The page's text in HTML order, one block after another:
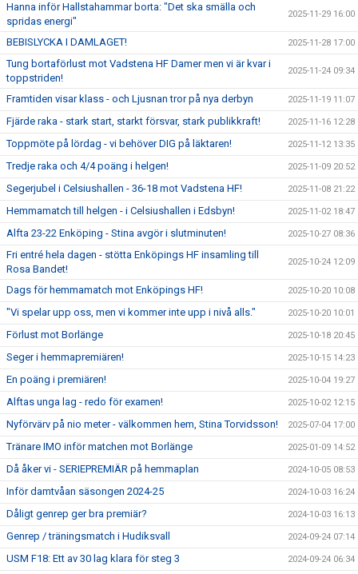
Hanna inför Hallstahammar borta: "Det ska smälla och
spridas energi"
2025-11-29 16:00
BEBISLYCKA I DAMLAGET! 2025-11-28 17:00
Tung bortaförlust mot Vadstena HF Damer men vi är kvar i
toppstriden!
2025-11-24 09:34
Framtiden visar klass - och Ljusnan tror på nya derbyn 2025-11-19 11:07
Fjärde raka - stark start, starkt försvar, stark publikkraft! 2025-11-16 12:28
Toppmöte på lördag - vi behöver DIG på läktaren! 2025-11-12 13:35
Tredje raka och 4/4 poäng i helgen! 2025-11-09 20:52
Segerjubel i Celsiushallen - 36-18 mot Vadstena HF! 2025-11-08 21:22
Hemmamatch till helgen - i Celsiushallen i Edsbyn! 2025-11-02 18:47
Alfta 23-22 Enköping - Stina avgör i slutminuten! 2025-10-27 08:36
Fri entré hela dagen - stötta Enköpings HF insamling till
Rosa Bandet!
2025-10-24 12:09
Dags för hemmamatch mot Enköpings HF! 2025-10-20 10:08
"Vi spelar upp oss, men vi kommer inte upp i nivå alls." 2025-10-20 10:01
Förlust mot Borlänge 2025-10-18 20:45
Seger i hemmapremiären! 2025-10-15 14:23
En poäng i premiären! 2025-10-04 19:27
Alftas unga lag - redo för examen! 2025-10-02 12:15
Nyförvärv på nio meter - välkommen hem, Stina Torvidsson! 2025-07-04 17:00
Tränare IMO inför matchen mot Borlänge 2025-01-09 14:52
Då åker vi - SERIEPREMIÄR på hemmaplan 2024-10-05 08:53
Inför damtvåan säsongen 2024-25 2024-10-03 16:24
Dåligt genrep ger bra premiär? 2024-10-03 16:13
Genrep / träningsmatch i Hudiksvall 2024-09-24 07:14
USM F18: Ett av 30 lag klara för steg 3 2024-09-24 06:34